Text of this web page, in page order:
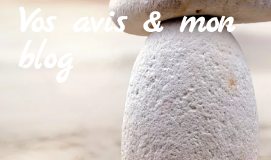
Vos avis & mon
blog